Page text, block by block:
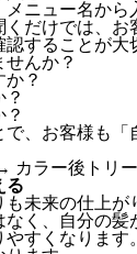
ニュー名から
だけでは、
することが大
んか？
？
、お客様も
カラー後トリ
る
未来の仕上が
く、自分の髪
すくなります。